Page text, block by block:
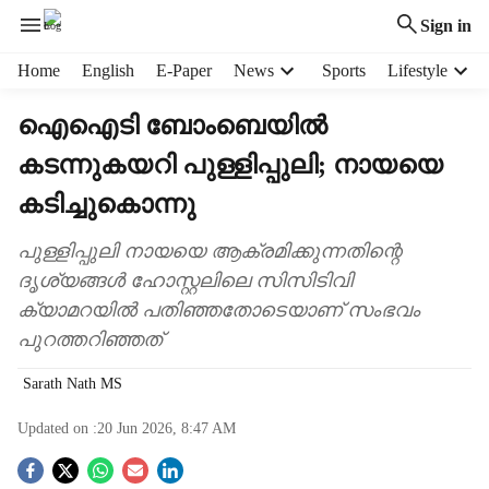
Sign in
Home English E-Paper News Sports Lifestyle
ഐഐടി ബോംബെയില്‍
കടന്നുകയറി പുള്ളിപ്പുലി; നായയെ
കടിച്ചുകൊന്നു
പുള്ളിപ്പുലി നായയെ ആക്രമിക്കുന്നതിന്റെ
ദൃശ്യങ്ങള്‍ ഹോസ്റ്റലിലെ സിസിടിവി
ക്യാമറയില്‍ പതിഞ്ഞതോടെയാണ് സംഭവം
പുറത്തറിഞ്ഞത്
Sarath Nath MS
Updated on :20 Jun 2026, 8:47 AM
S